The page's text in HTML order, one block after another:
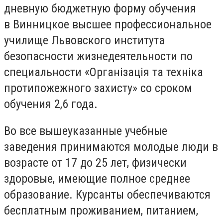
дневную бюджетную форму обучения
в Винницкое высшее профессиональное
училище Львовского института
безопасности жизнедеятельности по
специальности «Організація та техніка
протипожежного захисту» со сроком
обучения 2,6 года.
Во все вышеуказанные учебные
заведения принимаются молодые люди в
возрасте от 17 до 25 лет, физически
здоровые, имеющие полное среднее
образование. Курсанты обеспечиваются
бесплатным проживанием, питанием,